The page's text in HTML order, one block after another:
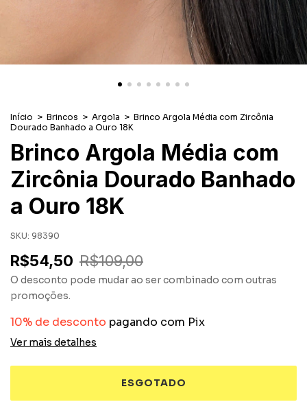
Início > Brincos > Argola > Brinco Argola Média com Zircônia
Dourado Banhado a Ouro 18K
Brinco Argola Média com
Zircônia Dourado Banhado
a Ouro 18K
SKU: 98390
R$54,50 R$109,00
O desconto pode mudar ao ser combinado com outras
promoções.
10% de desconto pagando com Pix
Ver mais detalhes